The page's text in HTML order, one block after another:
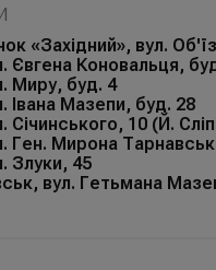
«Західний», вул.
Євгена Коновальця,
Миру, буд. 4
Івана Мазепи, буд. 28
Січинського, 10 (Й.
Ген. Мирона
Злуки, 45
вул. Гетьмана